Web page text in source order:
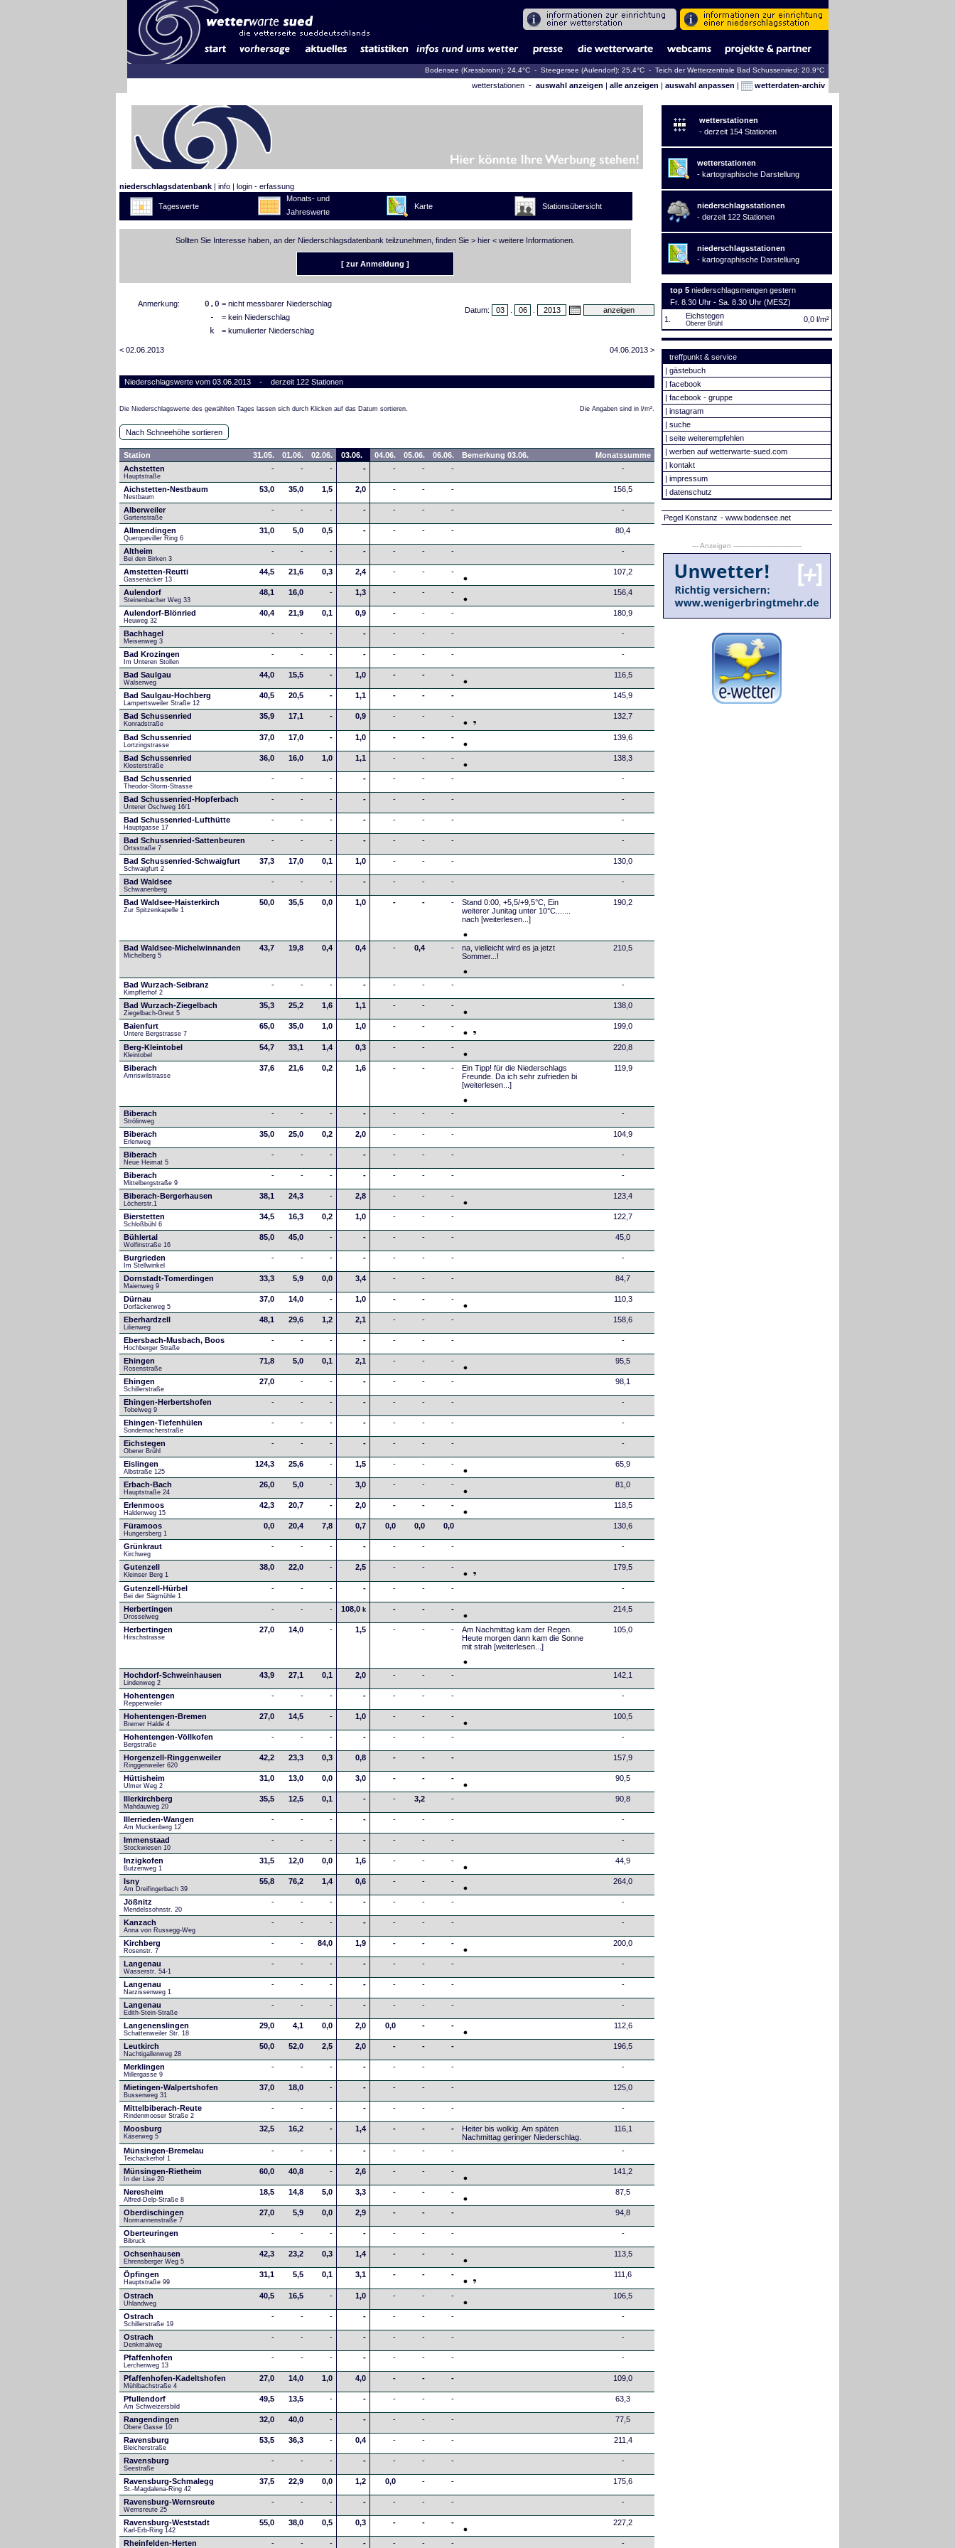
Bodensee (Kressbronn): 24,4°C - Steegersee (Aulendorf): 25,4°C - Teich der Wetterzentrale Bad Schussenried: 20,9°C
wetterstationen - auswahl anzeigen | alle anzeigen | auswahl anpassen | wetterdaten-archiv
niederschlagsdatenbank | info | login - erfassung
Tageswerte
Monats- und
Jahreswerte
Karte Stationsübersicht
Sollten Sie Interesse haben, an der Niederschlagsdatenbank teilzunehmen, finden Sie > hier < weitere Informationen.
[ zur Anmeldung ]
Datum:
Anmerkung: 0,0 = nicht messbarer Niederschlag
- = kein Niederschlag
k = kumulierter Niederschlag
< 02.06.2013 04.06.2013 >
Niederschlagswerte vom 03.06.2013 - derzeit 122 Stationen
Die Niederschlagswerte des gewählten Tages lassen sich durch Klicken auf das Datum sortieren. Die Angaben sind in l/m².
Nach Schneehöhe sortieren
Station 31.05. 01.06. 02.06. 03.06. 04.06. 05.06. 06.06. Bemerkung 03.06.
Monatssumme
Achstetten
Hauptstraße
- - - - - - - -
Aichstetten-Nestbaum
Nestbaum
53,0 35,0 1,5 2,0 - - - 156,5
Alberweiler
Gartenstraße
- - - - - - - -
Allmendingen
Querqueviller Ring 6
31,0 5,0 0,5 - - - - 80,4
Altheim
Bei den Birken 3
- - - - - - - -
Amstetten-Reutti
Gassenäcker 13
44,5 21,6 0,3 2,4 - - - 107,2
Aulendorf
Steinenbacher Weg 33
48,1 16,0 - 1,3 - - - 156,4
Aulendorf-Blönried
Heuweg 32
40,4 21,9 0,1 0,9 - - - 180,9
Bachhagel
Meisenweg 3
- - - - - - - -
Bad Krozingen
Im Unteren Stollen
- - - - - - - -
Bad Saulgau
Walserweg
44,0 15,5 - 1,0 - - - 116,5
Bad Saulgau-Hochberg
Lampertsweiler Straße 12
40,5 20,5 - 1,1 - - - 145,9
Bad Schussenried
Konradstraße
35,9 17,1 - 0,9 - - - 132,7
Bad Schussenried
Lortzingstrasse
37,0 17,0 - 1,0 - - - 139,6
Bad Schussenried
Klosterstraße
36,0 16,0 1,0 1,1 - - - 138,3
Bad Schussenried
Theodor-Storm-Strasse
- - - - - - - -
Bad Schussenried-Hopferbach
Unterer Öschweg 16/1
- - - - - - - -
Bad Schussenried-Lufthütte
Hauptgasse 17
- - - - - - - -
Bad Schussenried-Sattenbeuren
Ortsstraße 7
- - - - - - - -
Bad Schussenried-Schwaigfurt
Schwaigfurt 2
37,3 17,0 0,1 1,0 - - - 130,0
Bad Waldsee
Schwanenberg
- - - - - - - -
Bad Waldsee-Haisterkirch
Zur Spitzenkapelle 1
50,0 35,5 0,0 1,0 - - -
Stand 0:00, +5,5/+9,5°C, Ein
weiterer Junitag unter 10°C.......
nach [weiterlesen...]
190,2
Bad Waldsee-Michelwinnanden
Michelberg 5
43,7 19,8 0,4 0,4 - 0,4 -
na, vielleicht wird es ja jetzt
Sommer...!
210,5
Bad Wurzach-Seibranz
Kimpflerhof 2
- - - - - - - -
Bad Wurzach-Ziegelbach
Ziegelbach-Greut 5
35,3 25,2 1,6 1,1 - - - 138,0
Baienfurt
Untere Bergstrasse 7
65,0 35,0 1,0 1,0 - - - 199,0
Berg-Kleintobel
Kleintobel
54,7 33,1 1,4 0,3 - - - 220,8
Biberach
Amriswilstrasse
37,6 21,6 0,2 1,6 - - -
Ein Tipp! für die Niederschlags
Freunde. Da ich sehr zufrieden bi
[weiterlesen...]
119,9
Biberach
Strölinweg
- - - - - - - -
Biberach
Erlenweg
35,0 25,0 0,2 2,0 - - - 104,9
Biberach
Neue Heimat 5
- - - - - - - -
Biberach
Mittelbergstraße 9
- - - - - - - -
Biberach-Bergerhausen
Löcherstr.1
38,1 24,3 - 2,8 - - - 123,4
Bierstetten
Schloßbühl 6
34,5 16,3 0,2 1,0 - - - 122,7
Bühlertal
Wolfinstraße 16
85,0 45,0 - - - - - 45,0
Burgrieden
Im Stellwinkel
- - - - - - - -
Dornstadt-Tomerdingen
Maienweg 9
33,3 5,9 0,0 3,4 - - - 84,7
Dürnau
Dorfäckerweg 5
37,0 14,0 - 1,0 - - - 110,3
Eberhardzell
Lilienweg
48,1 29,6 1,2 2,1 - - - 158,6
Ebersbach-Musbach, Boos
Hochberger Straße
- - - - - - - -
Ehingen
Rosenstraße
71,8 5,0 0,1 2,1 - - - 95,5
Ehingen
Schillerstraße
27,0 - - - - - - 98,1
Ehingen-Herbertshofen
Tobelweg 9
- - - - - - - -
Ehingen-Tiefenhülen
Sondernacherstraße
- - - - - - - -
Eichstegen
Oberer Brühl
- - - - - - - -
Eislingen
Albstraße 125
124,3 25,6 - 1,5 - - - 65,9
Erbach-Bach
Hauptstraße 24
26,0 5,0 - 3,0 - - - 81,0
Erlenmoos
Haldenweg 15
42,3 20,7 - 2,0 - - - 118,5
Füramoos
Hungersberg 1
0,0 20,4 7,8 0,7 0,0 0,0 0,0 130,6
Grünkraut
Kirchweg
- - - - - - - -
Gutenzell
Kleinser Berg 1
38,0 22,0 - 2,5 - - - 179,5
Gutenzell-Hürbel
Bei der Sägmühle 1
- - - - - - - -
Herbertingen
Drosselweg
- - - 108,0 k - - - 214,5
Herbertingen
Hirschstrasse
27,0 14,0 - 1,5 - - -
Am Nachmittag kam der Regen.
Heute morgen dann kam die Sonne
mit strah [weiterlesen...]
105,0
Hochdorf-Schweinhausen
Lindenweg 2
43,9 27,1 0,1 2,0 - - - 142,1
Hohentengen
Repperweiler
- - - - - - - -
Hohentengen-Bremen
Bremer Halde 4
27,0 14,5 - 1,0 - - - 100,5
Hohentengen-Völlkofen
Bergstraße
- - - - - - - -
Horgenzell-Ringgenweiler
Ringgenweiler 620
42,2 23,3 0,3 0,8 - - - 157,9
Hüttisheim
Ulmer Weg 2
31,0 13,0 0,0 3,0 - - - 90,5
Illerkirchberg
Mahdauweg 20
35,5 12,5 0,1 - - 3,2 - 90,8
Illerrieden-Wangen
Am Muckenberg 12
- - - - - - - -
Immenstaad
Stockwiesen 10
- - - - - - - -
Inzigkofen
Butzenweg 1
31,5 12,0 0,0 1,6 - - - 44,9
Isny
Am Dreifingerbach 39
55,8 76,2 1,4 0,6 - - - 264,0
Jößnitz
Mendelssohnstr. 20
- - - - - - - -
Kanzach
Anna von Russegg-Weg
- - - - - - - -
Kirchberg
Rosenstr. 7
- - 84,0 1,9 - - - 200,0
Langenau
Wasserstr. 54-1
- - - - - - - -
Langenau
Narzissenweg 1
- - - - - - - -
Langenau
Edith-Stein-Straße
- - - - - - - -
Langenenslingen
Schattenweiler Str. 18
29,0 4,1 0,0 2,0 0,0 - - 112,6
Leutkirch
Nachtigallenweg 28
50,0 52,0 2,5 2,0 - - - 196,5
Merklingen
Millergasse 9
- - - - - - - -
Mietingen-Walpertshofen
Bussenweg 31
37,0 18,0 - - - - - 125,0
Mittelbiberach-Reute
Rindenmooser Straße 2
- - - - - - - -
Moosburg
Käserweg 5
32,5 16,2 - 1,4 - - -
Heiter bis wolkig. Am späten
Nachmittag geringer Niederschlag.
116,1
Münsingen-Bremelau
Teichackerhof 1
- - - - - - - -
Münsingen-Rietheim
In der Lise 20
60,0 40,8 - 2,6 - - - 141,2
Neresheim
Alfred-Delp-Straße 8
18,5 14,8 5,0 3,3 - - - 87,5
Oberdischingen
Normannenstraße 7
27,0 5,9 0,0 2,9 - - - 94,8
Oberteuringen
Bibruck
- - - - - - - -
Ochsenhausen
Ehrensberger Weg 5
42,3 23,2 0,3 1,4 - - - 113,5
Öpfingen
Hauptstraße 99
31,1 5,5 0,1 3,1 - - - 111,6
Ostrach
Uhlandweg
40,5 16,5 - 1,0 - - - 106,5
Ostrach
Schillerstraße 19
- - - - - - - -
Ostrach
Denkmalweg
- - - - - - - -
Pfaffenhofen
Lerchenweg 13
- - - - - - - -
Pfaffenhofen-Kadeltshofen
Mühlbachstraße 4
27,0 14,0 1,0 4,0 - - - 109,0
Pfullendorf
Am Schweizersbild
49,5 13,5 - - - - - 63,3
Rangendingen
Obere Gasse 10
32,0 40,0 - - - - - 77,5
Ravensburg
Bleicherstraße
53,5 36,3 - 0,4 - - - 211,4
Ravensburg
Seestraße
- - - - - - - -
Ravensburg-Schmalegg
St.-Magdalena-Ring 42
37,5 22,9 0,0 1,2 0,0 - - 175,6
Ravensburg-Wernsreute
Wernsreute 25
- - - - - - - -
Ravensburg-Weststadt
Karl-Erb-Ring 142
55,0 38,0 0,5 0,3 - - - 227,2
Rheinfelden-Herten - - - - - - - -
wetterstationen
- derzeit 154 Stationen
wetterstationen
- kartographische Darstellung
niederschlagsstationen
- derzeit 122 Stationen
niederschlagsstationen
- kartographische Darstellung
top 5 niederschlagsmengen gestern
Fr. 8.30 Uhr - Sa. 8.30 Uhr (MESZ)
1.
Eichstegen
Oberer Brühl 0,0 l/m²
treffpunkt & service
| gästebuch
| facebook
| facebook - gruppe
| instagram
| suche
| seite weiterempfehlen
| werben auf wetterwarte-sued.com
| kontakt
| impressum
| datenschutz
Pegel Konstanz - www.bodensee.net
--- Anzeigen --------------------------------